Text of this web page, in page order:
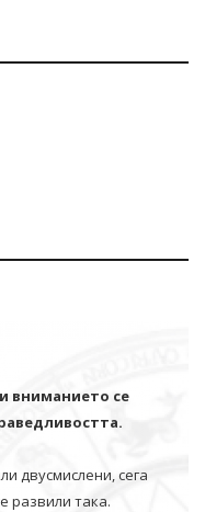
вниманието се
двусмислени, сега
развили така.